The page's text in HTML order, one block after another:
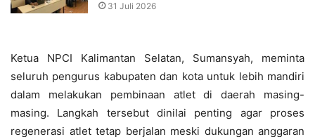
31 Juli 2026
Ketua NPCI Kalimantan Selatan, Sumansyah, meminta
seluruh pengurus kabupaten dan kota untuk lebih mandiri
dalam melakukan pembinaan atlet di daerah masing-
masing. Langkah tersebut dinilai penting agar proses
regenerasi atlet tetap berjalan meski dukungan anggaran